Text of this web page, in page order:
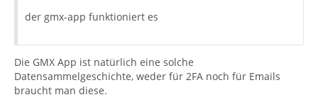
der gmx-app funktioniert es
Die GMX App ist natürlich eine solche
Datensammelgeschichte, weder für 2FA noch für Emails
braucht man diese.